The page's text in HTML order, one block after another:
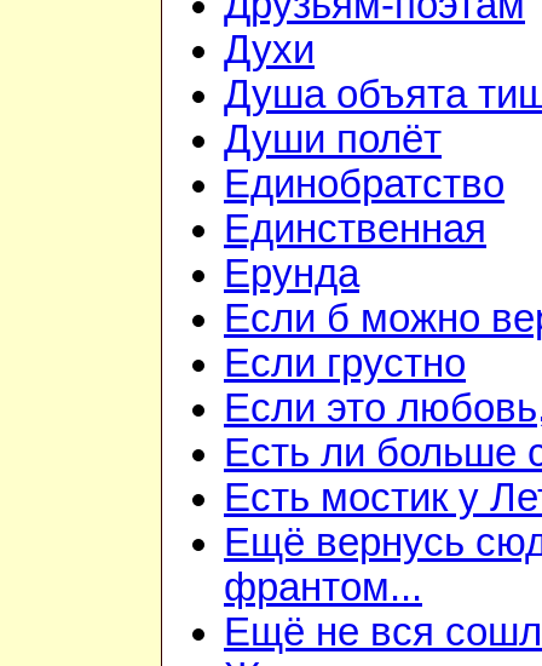
Духи
Душа объята
Души полёт
Единобратство
Единственная
Ерунда
Если б можно
Если грустно
Если это
Есть ли больше
Есть мостик у
Ещё вернусь
франтом...
Ещё не вся